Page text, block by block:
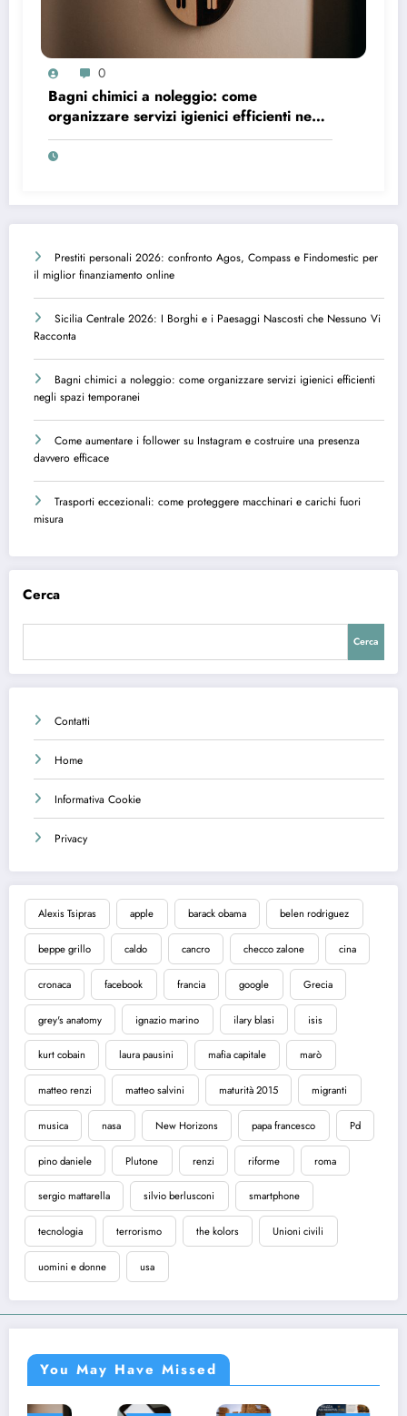
0
Bagni chimici a noleggio: come
organizzare servizi igienici efficienti negli
spazi temporanei
Prestiti personali 2026: confronto Agos, Compass e Findomestic per
il miglior finanziamento online
Sicilia Centrale 2026: I Borghi e i Paesaggi Nascosti che Nessuno Vi
Racconta
Bagni chimici a noleggio: come organizzare servizi igienici efficienti
negli spazi temporanei
Come aumentare i follower su Instagram e costruire una presenza
davvero efficace
Trasporti eccezionali: come proteggere macchinari e carichi fuori
misura
Cerca
Cerca
Contatti
Home
Informativa Cookie
Privacy
Alexis Tsipras apple barack obama belen rodriguez
beppe grillo caldo cancro checco zalone cina
cronaca facebook francia google Grecia
grey's anatomy ignazio marino ilary blasi isis
kurt cobain laura pausini mafia capitale marò
matteo renzi matteo salvini maturità 2015 migranti
musica nasa New Horizons papa francesco Pd
pino daniele Plutone renzi riforme roma
sergio mattarella silvio berlusconi smartphone
tecnologia terrorismo the kolors Unioni civili
uomini e donne usa
You May Have Missed